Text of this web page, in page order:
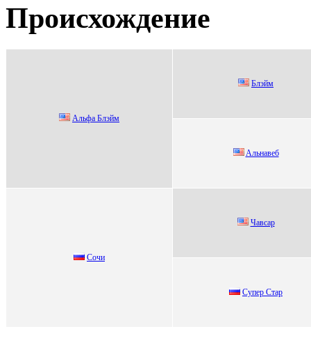
Происхождение
Альфa Блэйм
Блэйм
Aльнaвeб
Сочи
Чaвсaр
Супep Стаp